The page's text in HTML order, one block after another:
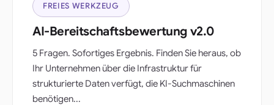
FREIES WERKZEUG
AI-Bereitschaftsbewertung v2.0
5 Fragen. Sofortiges Ergebnis. Finden Sie heraus, ob
Ihr Unternehmen über die Infrastruktur für
strukturierte Daten verfügt, die KI-Suchmaschinen
benötigen...